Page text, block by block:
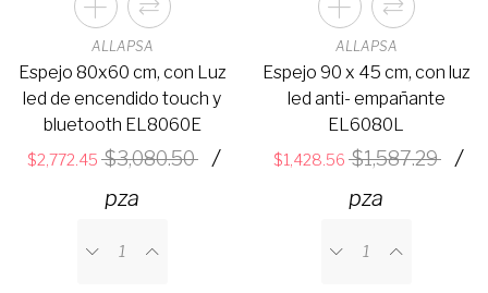
ALLAPSA
Espejo 80x60 cm, con Luz
led de encendido touch y
bluetooth EL8060E
2,772.45 3,080.50
/
pza
ALLAPSA
Espejo 90 x 45 cm, con luz
led anti- empañante
EL6080L
1,428.56 1,587.29
/
pza